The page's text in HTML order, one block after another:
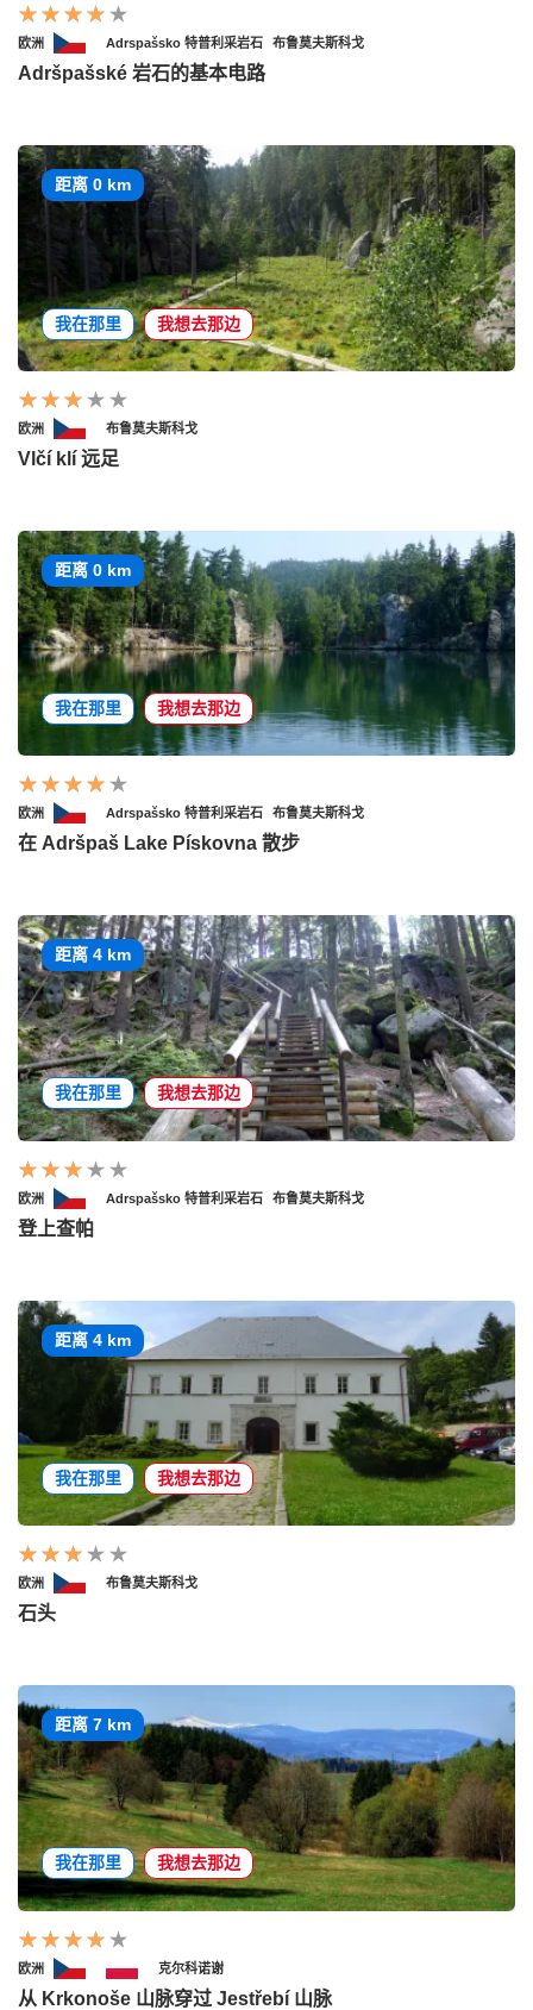
欧洲 Adrspašsko 特普利采岩石 布鲁莫夫斯科戈
Adršpašské 岩石的基本电路
距离 0 km
我在那里 我想去那边
欧洲 布鲁莫夫斯科戈
Vlčí klí 远足
距离 0 km
我在那里 我想去那边
欧洲 Adrspašsko 特普利采岩石 布鲁莫夫斯科戈
在 Adršpaš Lake Pískovna 散步
距离 4 km
我在那里 我想去那边
欧洲 Adrspašsko 特普利采岩石 布鲁莫夫斯科戈
登上查帕
距离 4 km
我在那里 我想去那边
欧洲 布鲁莫夫斯科戈
石头
距离 7 km
我在那里 我想去那边
欧洲 克尔科诺谢
从 Krkonoše 山脉穿过 Jestřebí 山脉